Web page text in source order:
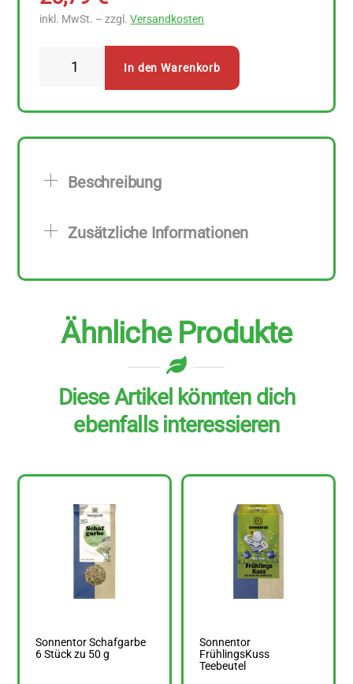
inkl. MwSt. – zzgl.Versandkosten
Teebeutel
Menge
In den Warenkorb
Beschreibung
Zusätzliche Informationen
Ähnliche Produkte
Diese Artikel könnten dich
ebenfalls interessieren
Sonnentor Schafgarbe
6 Stück zu 50 g
Sonnentor
FrühlingsKuss
Teebeutel